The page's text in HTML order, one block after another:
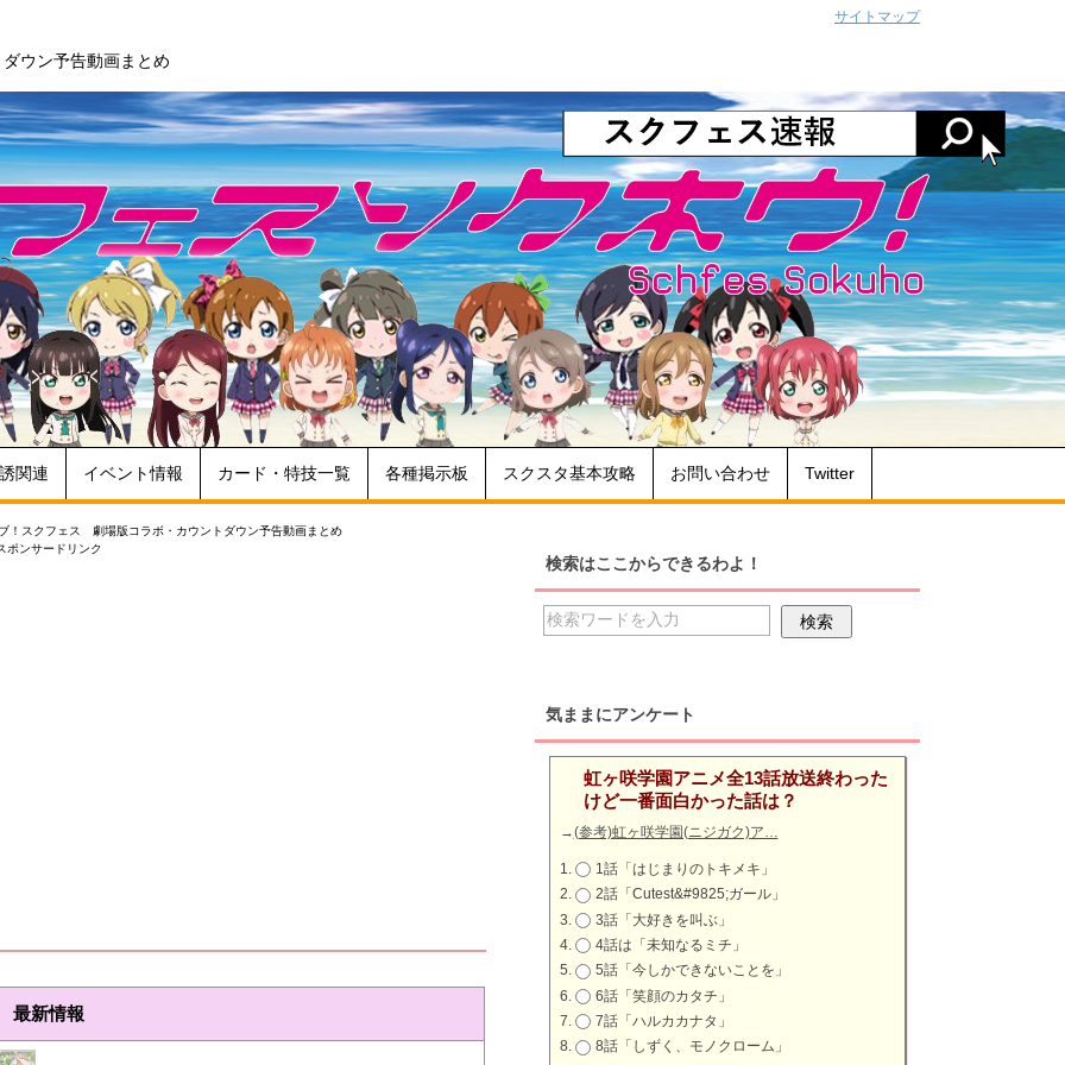
ウン予告動画まとめ
関連 イベント情報 カード・特技一覧 各種掲示板 スクスタ基本攻略 お問い合わせ Twitter
！スクフェス 劇場版コラボ・カウントダウン予告動画まとめ
ポンサードリンク
最新情報
検索はここからできるわよ！
気ままにアンケート
虹ヶ咲学園アニメ全13話放送終わった
けど一番面白かった話は？
→(参考)虹ヶ咲学園(ニジガク)ア…
1話「はじまりのトキメキ」
2話「Cutest&#9825;ガール」
3話「大好きを叫ぶ」
4話は「未知なるミチ」
5話「今しかできないことを」
6話「笑顔のカタチ」
7話「ハルカカナタ」
8話「しずく、モノクローム」
サイトマップ